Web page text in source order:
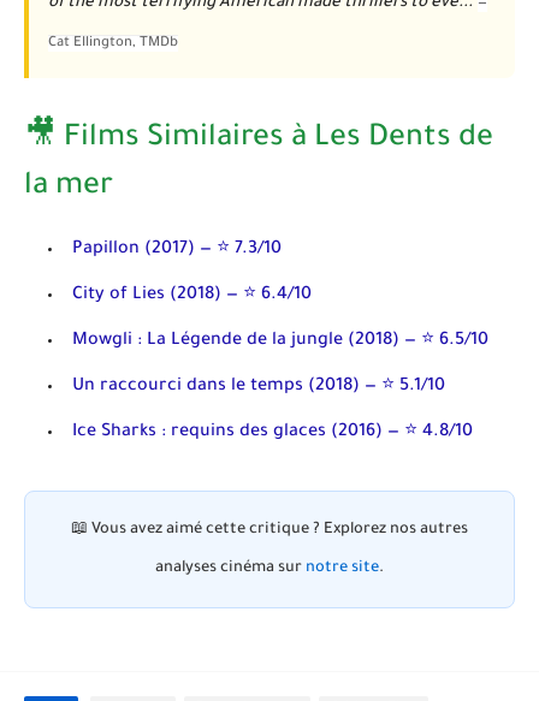
—
Cat Ellington, TMDb
🎥 Films Similaires à Les Dents de
la mer
Papillon (2017) — ⭐ 7.3/10
City of Lies (2018) — ⭐ 6.4/10
Mowgli : La Légende de la jungle (2018) — ⭐ 6.5/10
Un raccourci dans le temps (2018) — ⭐ 5.1/10
Ice Sharks : requins des glaces (2016) — ⭐ 4.8/10
📖 Vous avez aimé cette critique ? Explorez nos autres
analyses cinéma sur notre site.